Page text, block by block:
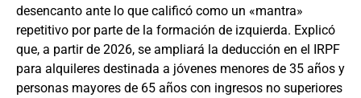
desencanto ante lo que calificó como un «mantra»
repetitivo por parte de la formación de izquierda. Explicó
que, a partir de 2026, se ampliará la deducción en el IRPF
para alquileres destinada a jóvenes menores de 35 años y
personas mayores de 65 años con ingresos no superiores